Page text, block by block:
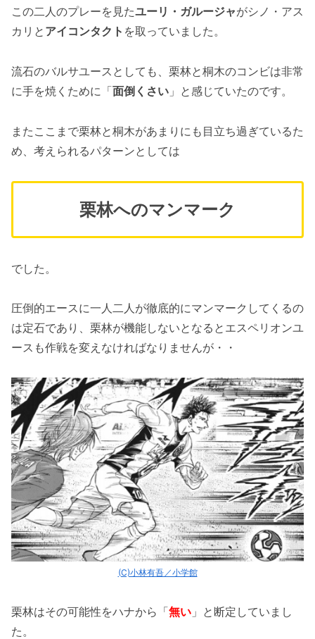
この二人のプレーを見たユーリ・ガルージャがシノ・アス
カリと アイコンタクト を取っていました。
流石のバルサユースとしても、栗林と桐木のコンビは非常
に手を焼くために「面倒くさい 」と感じていたのです。
またここまで栗林と桐木があまりにも目立ち過ぎているた
め、考えられるパターンとしては
栗林へのマンマーク
でした。
圧倒的エースに一人二人が徹底的にマンマークしてくるの
は定石であり、栗林が機能しないとなるとエスペリオンユ
ースも作戦を変えなければなりませんが・・
(C)小林有吾／小学館
栗林はその可能性をハナから「無い 」と断定していまし
た。